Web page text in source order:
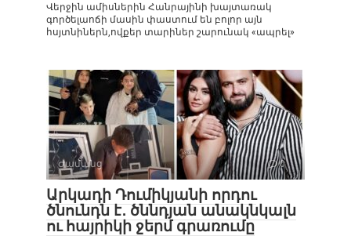
Վերջին ամիսներին Հանրայինի խայտառակ
գործելաոճի մասին փաստում են բոլոր այն
հսյտնիներն,ովքեր տարիներ շարունակ «ապրել»
Ժամանց 0
Արկադի Դումիկյանի որդու
ծնունդն է․ ծննդյան անակնկալն
ու հայրիկի ջերմ գրառումը